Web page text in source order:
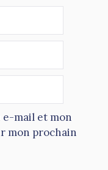
mail et mon
mon prochain